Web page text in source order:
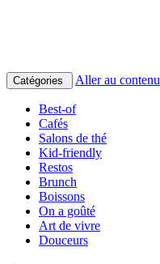
Catégories Aller au contenu
Best-of
Cafés
Salons de thé
Kid-friendly
Restos
Brunch
Boissons
On a goûté
Art de vivre
Douceurs